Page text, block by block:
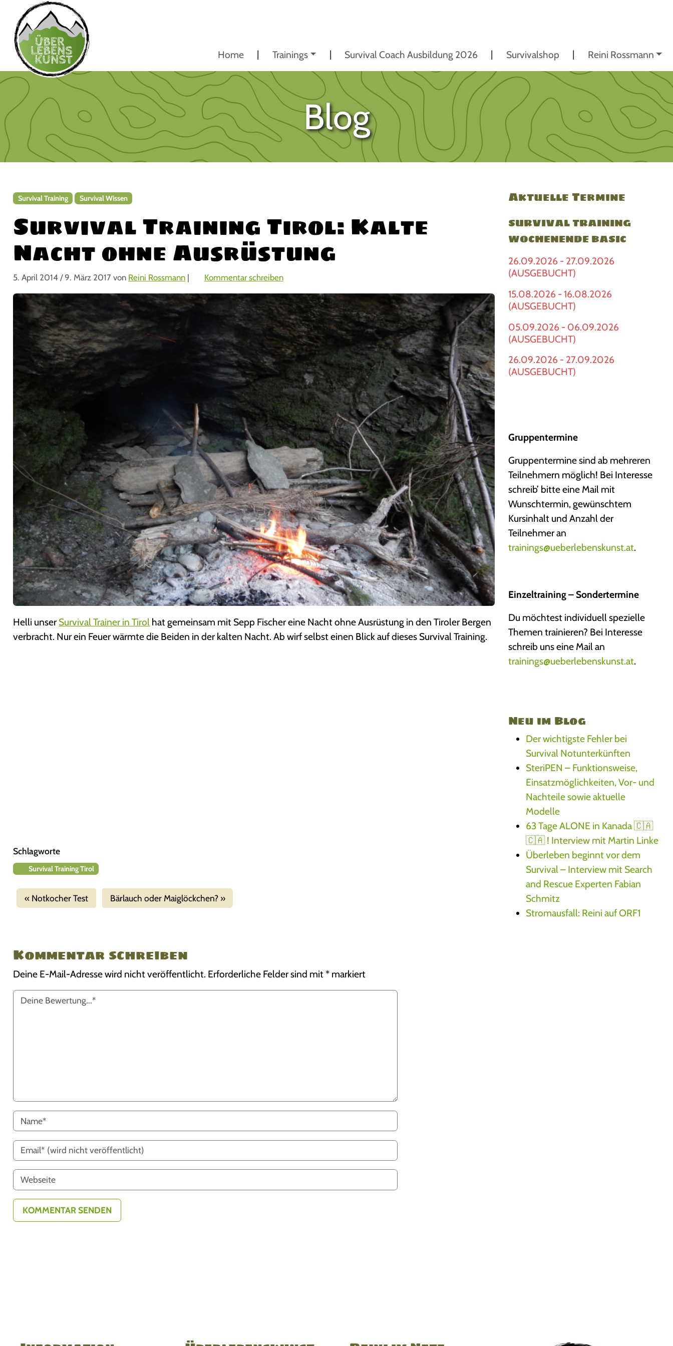
Home Trainings Survival Coach Ausbildung 2026 Survivalshop Reini Rossmann
Blog
Survival Training Survival Wissen
Survival Training Tirol: Kalte
Nacht ohne Ausrüstung
5. April 2014 / 9. März 2017 von Reini Rossmann | Kommentar schreiben
Helli unser Survival Trainer in Tirol hat gemeinsam mit Sepp Fischer eine Nacht ohne Ausrüstung in den Tiroler Bergen
verbracht. Nur ein Feuer wärmte die Beiden in der kalten Nacht. Ab wirf selbst einen Blick auf dieses Survival Training.
Schlagworte
Survival Training Tirol
Notkocher Test Bärlauch oder Maiglöckchen?
Kommentar schreiben
Deine E-Mail-Adresse wird nicht veröffentlicht. Erforderliche Felder sind mit* markiert
Aktuelle Termine
SURVIVAL TRAINING
WOCHENENDE BASIC
26.09.2026 - 27.09.2026
(AUSGEBUCHT)
15.08.2026 - 16.08.2026
(AUSGEBUCHT)
05.09.2026 - 06.09.2026
(AUSGEBUCHT)
26.09.2026 - 27.09.2026
(AUSGEBUCHT)
Gruppentermine
Gruppentermine sind ab mehreren
Teilnehmern möglich! Bei Interesse
schreib’ bitte eine Mail mit
Wunschtermin, gewünschtem
Kursinhalt und Anzahl der
Teilnehmer an
trainings@ueberlebenskunst.at.
Einzeltraining – Sondertermine
Du möchtest individuell spezielle
Themen trainieren? Bei Interesse
schreib uns eine Mail an
trainings@ueberlebenskunst.at.
Neu im Blog
Der wichtigste Fehler bei
Survival Notunterkünften
SteriPEN – Funktionsweise,
Einsatzmöglichkeiten, Vor- und
Nachteile sowie aktuelle
Modelle
63 Tage ALONE in Kanada 🇨🇦
🇨🇦 ! Interview mit Martin Linke
Überleben beginnt vor dem
Survival – Interview mit Search
and Rescue Experten Fabian
Schmitz
Stromausfall: Reini auf ORF1